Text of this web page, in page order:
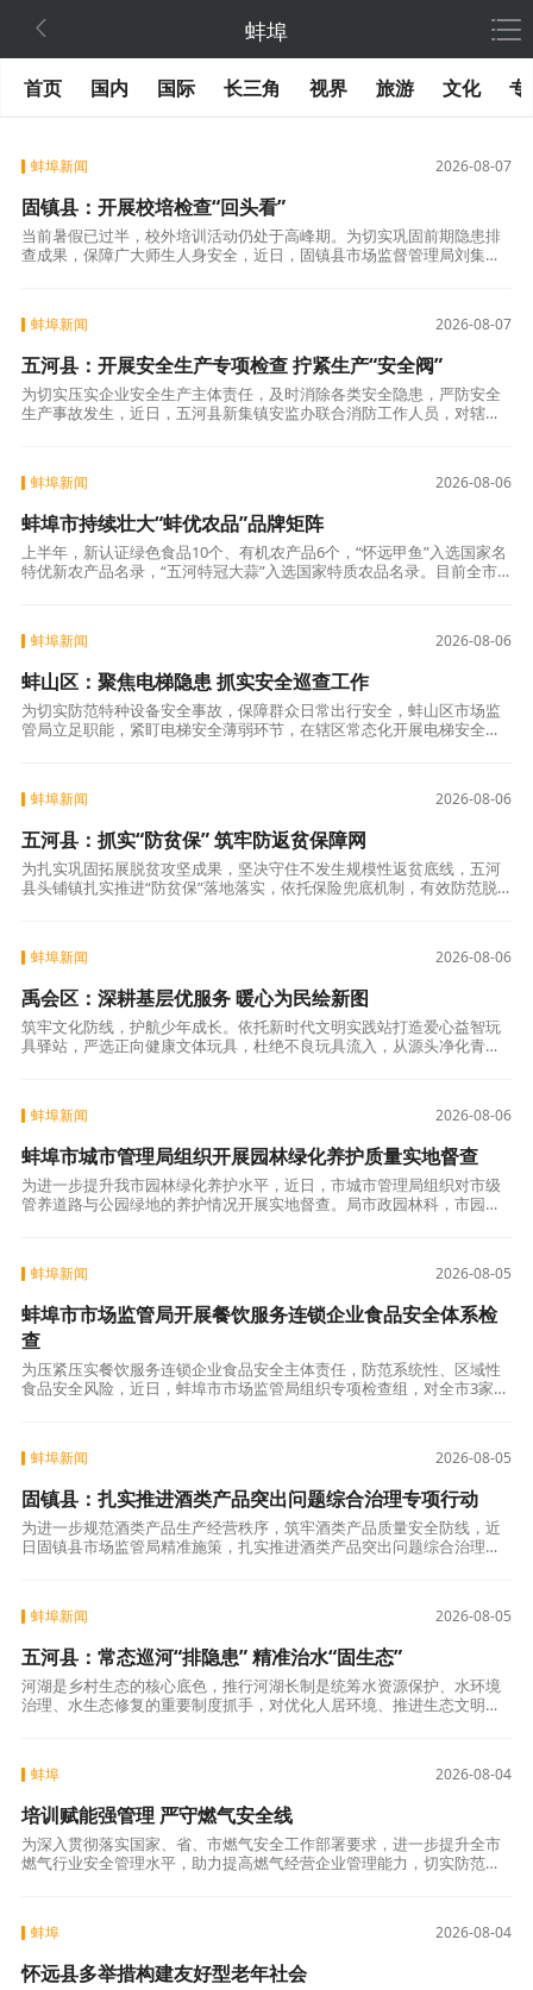
 蚌埠
首页 国内 国际 长三角 视界 旅游 文化 专
2026-08-07
蚌埠新闻
固镇县：开展校培检查“回头看”
当前暑假已过半，校外培训活动仍处于高峰期。为切实巩固前期隐患排
查成果，保障广大师生人身安全，近日，固镇县市场监督管理局刘集所
2026-08-07
蚌埠新闻
五河县：开展安全生产专项检查 拧紧生产“安全阀”
为切实压实企业安全生产主体责任，及时消除各类安全隐患，严防安全
生产事故发生，近日，五河县新集镇安监办联合消防工作人员，对辖区
2026-08-06
蚌埠新闻
蚌埠市持续壮大“蚌优农品”品牌矩阵
上半年，新认证绿色食品10个、有机农产品6个，“怀远甲鱼”入选国家名
特优新农产品名录，“五河特冠大蒜”入选国家特质农品名录。目前全市
2026-08-06
蚌埠新闻
蚌山区：聚焦电梯隐患 抓实安全巡查工作
为切实防范特种设备安全事故，保障群众日常出行安全，蚌山区市场监
管局立足职能，紧盯电梯安全薄弱环节，在辖区常态化开展电梯安全巡
2026-08-06
蚌埠新闻
五河县：抓实“防贫保” 筑牢防返贫保障网
为扎实巩固拓展脱贫攻坚成果，坚决守住不发生规模性返贫底线，五河
县头铺镇扎实推进“防贫保”落地落实，依托保险兜底机制，有效防范脱
2026-08-06
蚌埠新闻
禹会区：深耕基层优服务 暖心为民绘新图
筑牢文化防线，护航少年成长。依托新时代文明实践站打造爱心益智玩
具驿站，严选正向健康文体玩具，杜绝不良玩具流入，从源头净化青少
2026-08-06
蚌埠新闻
蚌埠市城市管理局组织开展园林绿化养护质量实地督查
为进一步提升我市园林绿化养护水平，近日，市城市管理局组织对市级
管养道路与公园绿地的养护情况开展实地督查。局市政园林科，市园林
2026-08-05
蚌埠新闻
蚌埠市市场监管局开展餐饮服务连锁企业食品安全体系检
查
为压紧压实餐饮服务连锁企业食品安全主体责任，防范系统性、区域性
食品安全风险，近日，蚌埠市市场监管局组织专项检查组，对全市3家餐
2026-08-05
蚌埠新闻
固镇县：扎实推进酒类产品突出问题综合治理专项行动
为进一步规范酒类产品生产经营秩序，筑牢酒类产品质量安全防线，近
日固镇县市场监管局精准施策，扎实推进酒类产品突出问题综合治理专
2026-08-05
蚌埠新闻
五河县：常态巡河“排隐患” 精准治水“固生态”
河湖是乡村生态的核心底色，推行河湖长制是统筹水资源保护、水环境
治理、水生态修复的重要制度抓手，对优化人居环境、推进生态文明建
2026-08-04
蚌埠
培训赋能强管理 严守燃气安全线
为深入贯彻落实国家、省、市燃气安全工作部署要求，进一步提升全市
燃气行业安全管理水平，助力提高燃气经营企业管理能力，切实防范化
2026-08-04
蚌埠
怀远县多举措构建友好型老年社会